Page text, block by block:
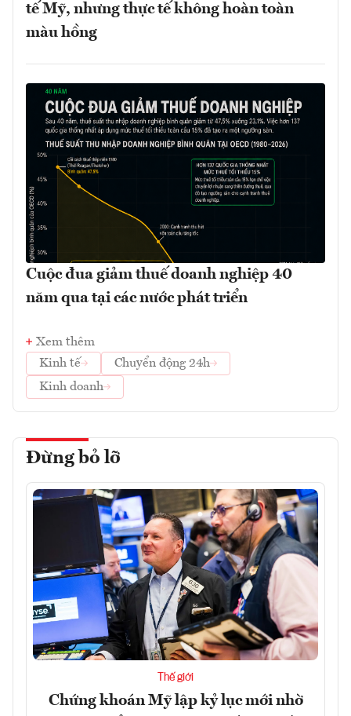
tế Mỹ, nhưng thực tế không hoàn toàn
màu hồng
Cuộc đua giảm thuế doanh nghiệp 40
năm qua tại các nước phát triển
Xem thêm
Kinh tế
Chuyển động 24h
Kinh doanh
Đừng bỏ lỡ
Thế giới
Chứng khoán Mỹ lập kỷ lục mới nhờ